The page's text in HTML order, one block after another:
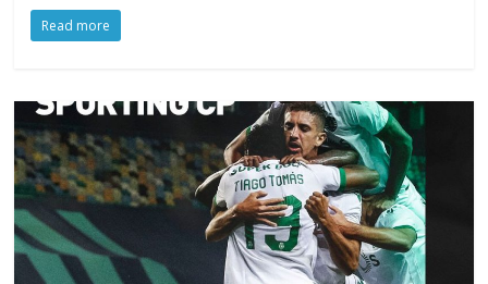
Read more